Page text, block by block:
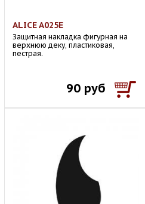
ALICE A025E
Защитная накладка фигурная на
верхнюю деку, пластиковая,
пестрая.
90 руб